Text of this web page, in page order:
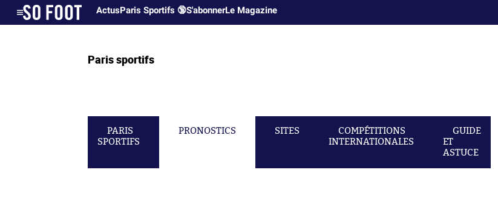
ActusParis Sportifs 🔞S'abonnerLe Magazine
Paris sportifs
PARIS
SPORTIFS
PRONOSTICS SITES
COMPÉTITIONS
INTERNATIONALES
GUIDE
ET
ASTUCE